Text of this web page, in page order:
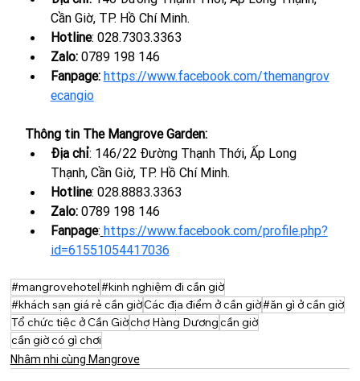
Cần Giờ, TP. Hồ Chí Minh.
Hotline: 028.7303.3363
Zalo: 0789 198 146
Fanpage: https://www.facebook.com/themangrov
ecangio
Thông tin The Mangrove Garden:
Địa chỉ: 146/22 Đường Thạnh Thới, Ấp Long
Thạnh, Cần Giờ, TP. Hồ Chí Minh.
Hotline: 028.8883.3363
Zalo: 0789 198 146
Fanpage: https://www.facebook.com/profile.php?
id=61551054417036
#mangrovehotel#kinh nghiệm đi cần giờ
#khách sạn giá rẻ cần giờCác địa điểm ở cần giờ#ăn gì ở cần giờ
Tổ chức tiệc ở Cần Giờchợ Hàng Dươngcần giờ
cần giờ có gì chơi
Nhâm nhi cùng Mangrove